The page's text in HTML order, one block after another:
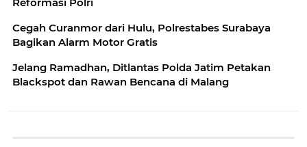
Cegah Curanmor dari Hulu, Polrestabes Surabaya
Bagikan Alarm Motor Gratis
Jelang Ramadhan, Ditlantas Polda Jatim Petakan
Blackspot dan Rawan Bencana di Malang